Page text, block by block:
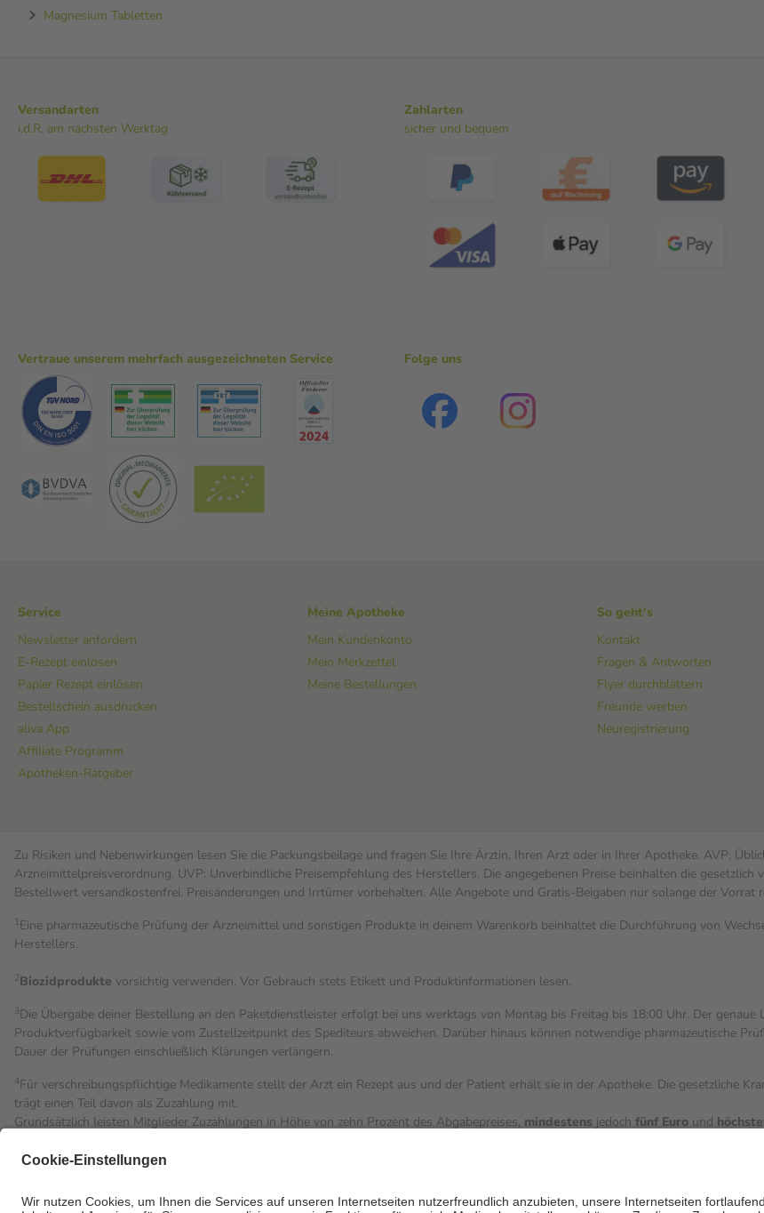
Magnesium Tabletten
Versandarten
i.d.R. am nächsten Werktag
Zahlarten
sicher und bequem
Vertraue unserem mehrfach ausgezeichneten Service Folge uns
Service
Newsletter anfordern
E-Rezept einlösen
Papier Rezept einlösen
Bestellschein ausdrucken
aliva App
Affiliate Programm
Apotheken-Ratgeber
Meine Apotheke
Mein Kundenkonto
Mein Merkzettel
Meine Bestellungen
So geht's
Kontakt
Fragen & Antworten
Flyer durchblättern
Freunde werben
Neuregistrierung
Zu Risiken und Nebenwirkungen lesen Sie die Packungsbeilage und fragen Sie Ihre Ärztin, Ihren Arzt oder in Ihrer Apotheke. AVP:
Arzneimittelpreisverordnung. UVP: Unverbindliche Preisempfehlung des Herstellers. Die angegebenen Preise beinhalten die
Bestell­wert versand­kosten­frei. Preisänderungen und Irrtümer vorbehalten. Alle Angebote und Gratis-Beigaben nur solange der Vorrat
1Eine pharmazeutische Prüfung der Arzneimittel und sonstigen Produkte in deinem Warenkorb beinhaltet die Durchführung von
Herstellers.
2Biozidprodukte vorsichtig verwenden. Vor Gebrauch stets Etikett und Produktinformationen lesen.
3Die Übergabe deiner Bestellung an den Paketdienstleister erfolgt bei uns werktags von Montag bis Freitag bis 18:00 Uhr. Der
Produktverfügbarkeit sowie vom Zustellzeitpunkt des Spediteurs abweichen. Darüber hinaus können notwendige pharmazeutische
Dauer der Prüfungen einschließlich Klärungen verlängern.
4Für verschreibungspflichtige Medikamente stellt der Arzt ein Rezept aus und der Patient erhält sie in der Apotheke. Die gesetzliche
trägt einen Teil davon als Zuzahlung mit.
Grundsätzlich leisten Mitglieder Zuzahlungen in Höhe von zehn Prozent des Abgabepreises, mindestens jedoch fünf Euro und
Diese Regeln gelten grundsätzlich auch für Online-Apotheken.
Um das Engagement der Versicherten für ihre eigene Gesundheit zu stärken und die besondere Stellung der Familie zu unterstützen,